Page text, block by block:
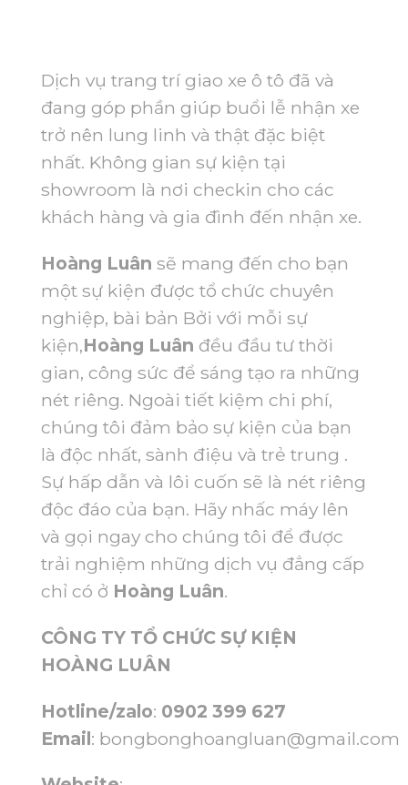
Dịch vụ trang trí giao xe ô tô đã và
đang góp phần giúp buổi lễ nhận xe
trở nên lung linh và thật đặc biệt
nhất. Không gian sự kiện tại
showroom là nơi checkin cho các
khách hàng và gia đình đến nhận xe.
Hoàng Luân sẽ mang đến cho bạn
một sự kiện được tổ chức chuyên
nghiệp, bài bản Bởi với mỗi sự
kiện,Hoàng Luân đều đầu tư thời
gian, công sức để sáng tạo ra những
nét riêng. Ngoài tiết kiệm chi phí,
chúng tôi đảm bảo sự kiện của bạn
là độc nhất, sành điệu và trẻ trung .
Sự hấp dẫn và lôi cuốn sẽ là nét riêng
độc đáo của bạn. Hãy nhấc máy lên
và gọi ngay cho chúng tôi để được
trải nghiệm những dịch vụ đẳng cấp
chỉ có ở Hoàng Luân.
CÔNG TY TỔ CHỨC SỰ KIỆN
HOÀNG LUÂN
Hotline/zalo: 0902 399 627
Email: bongbonghoangluan@gmail.com